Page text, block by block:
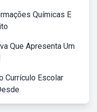
Químicas E
Que Apresenta Um
Currículo Escolar